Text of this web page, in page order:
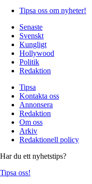
Tipsa oss om nyheter!
Senaste
Svenskt
Kungligt
Hollywood
Politik
Redaktion
Tipsa
Kontakta oss
Annonsera
Redaktion
Om oss
Arkiv
Redaktionell policy
Har du ett nyhetstips?
Tipsa oss!